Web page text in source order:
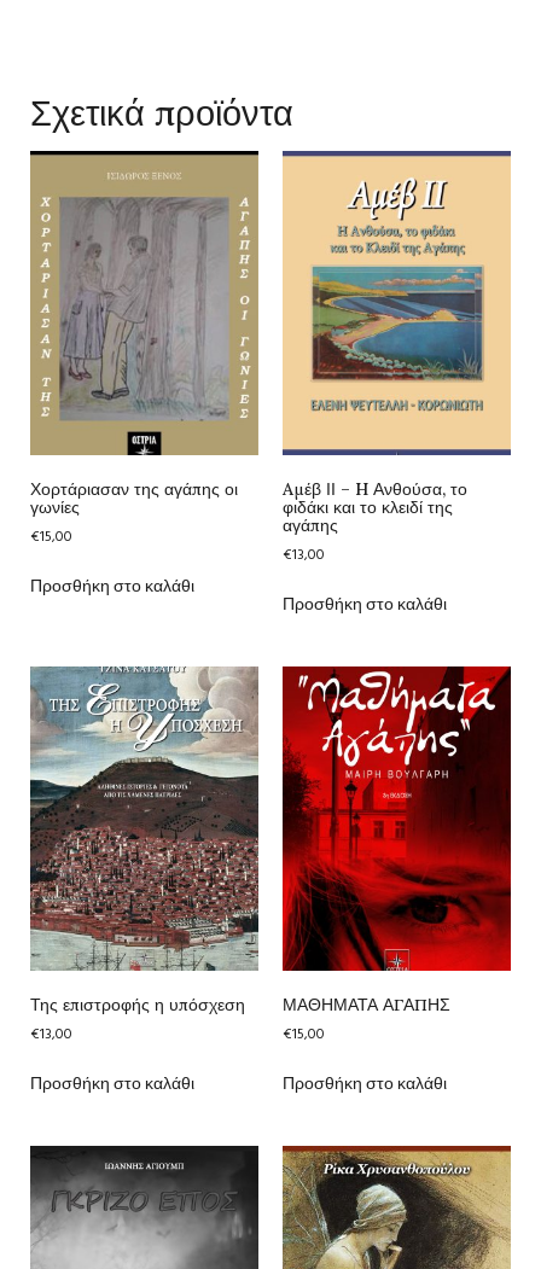
Σχετικά προϊόντα
Χορτάριασαν της αγάπης οι
γωνίες
€15,00
Προσθήκη στο καλάθι
Aμέβ ΙΙ – H Ανθούσα, το
φιδάκι και το κλειδί της
αγάπης
€13,00
Προσθήκη στο καλάθι
Της επιστροφής η υπόσχεση
€13,00
Προσθήκη στο καλάθι
ΜΑΘΗΜΑΤΑ ΑΓΑΠΗΣ
€15,00
Προσθήκη στο καλάθι